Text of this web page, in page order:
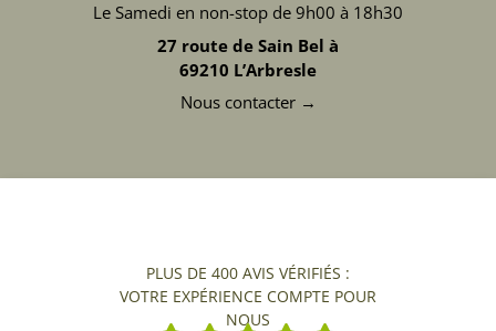
Le Samedi en non-stop de 9h00 à 18h30
27 route de Sain Bel à
69210 L’Arbresle
Nous contacter →
PLUS DE 400 AVIS VÉRIFIÉS :
VOTRE EXPÉRIENCE COMPTE POUR
NOUS